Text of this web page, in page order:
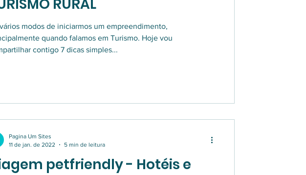
RURAL
modos de iniciarmos um empreendimento,
quando falamos em Turismo. Hoje vou
contigo 7 dicas simples...
petfriendly - Hotéis e
Pagina Um Sites
11 de jan. de 2022
5 min de leitura